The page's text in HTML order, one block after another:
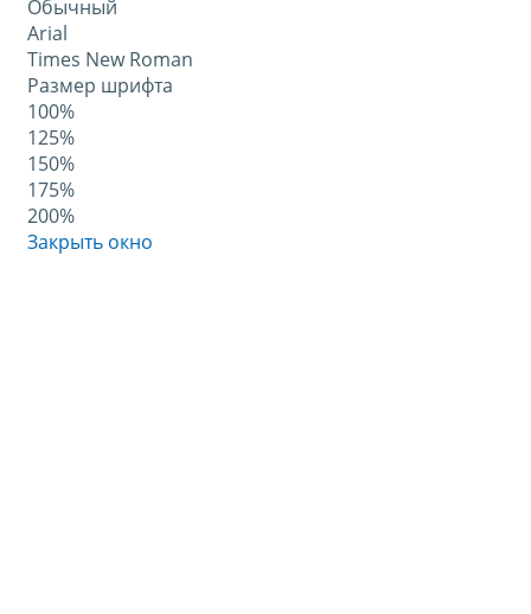
Обычный
Arial
Times New Roman
Размер шрифта
100%
125%
150%
175%
200%
Закрыть окно